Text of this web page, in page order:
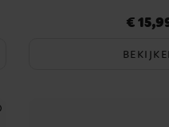
versierd met kleine
met Hello Kitty-gezichtjes.
Prijs:€
€